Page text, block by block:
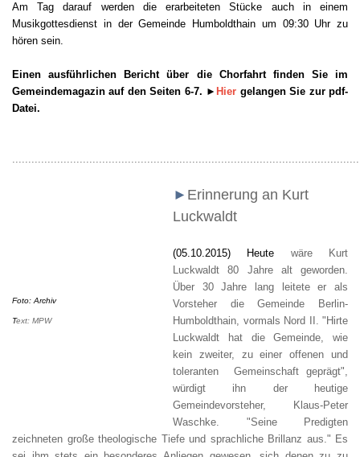
Am Tag darauf werden die erarbeiteten Stücke auch in einem
Musikgottesdienst in der Gemeinde Humboldthain um 09:30 Uhr zu
hören sein.
Einen ausführlichen Bericht über die Chorfahrt finden Sie im
Gemeindemagazin auf den Seiten 6-7. ► Hier gelangen Sie zurpdf-
Datei.
Foto: Archiv
Text: MPW
► Erinnerung an Kurt
Luckwaldt
(05.10.2015) Heute wäre Kurt
Luckwaldt 80 Jahre alt geworden.
Über 30 Jahre lang leitete er als
Vorsteher die Gemeinde Berlin-
Humboldthain, vormals Nord II. "Hirte
Luckwaldt hat die Gemeinde, wie
kein zweiter, zu einer offenen und
toleranten Gemeinschaft geprägt",
würdigt ihn der heutige
Gemeindevorsteher, Klaus-Peter
Waschke. "Seine Predigten
zeichneten große theologische Tiefe und sprachliche Brillanz aus." Es